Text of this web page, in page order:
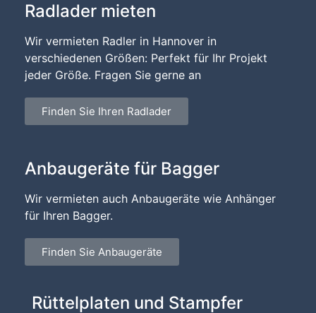
Radlader mieten
Wir vermieten Radler in Hannover in
verschiedenen Größen: Perfekt für Ihr Projekt
jeder Größe. Fragen Sie gerne an
Finden Sie Ihren Radlader
Anbaugeräte für Bagger
Wir vermieten auch Anbaugeräte wie Anhänger
für Ihren Bagger.
Finden Sie Anbaugeräte
Rüttelplaten und Stampfer